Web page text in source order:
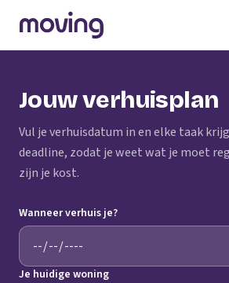
Jouw verhuisplan
Vul je verhuisdatum in en elke taak
deadline, zodat je weet wat je moet
zijn je kost.
Wanneer verhuis je?
Je huidige woning